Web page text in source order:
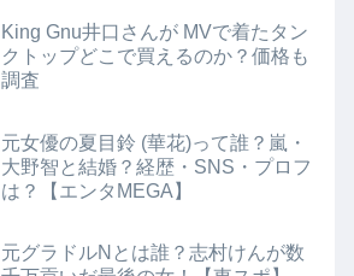
King Gnu井口さんが MVで着たタン
クトップどこで買えるのか？価格も
調査
元女優の夏目鈴 (華花)って誰？嵐・
大野智と結婚？経歴・SNS・プロフ
は？【エンタMEGA】
元グラドルNとは誰？志村けんが数